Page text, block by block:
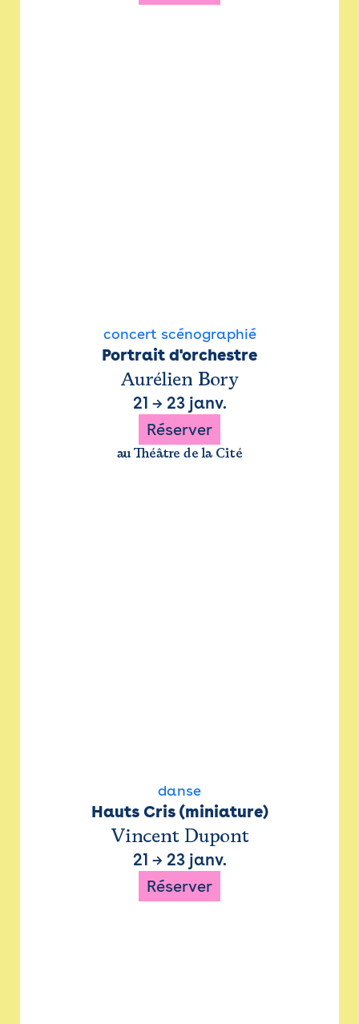
concert scénographié
Portrait d'orchestre
Aurélien Bory
21 → 23 janv.
Réserver
au Théâtre de la Cité
danse
Hauts Cris (miniature)
Vincent Dupont
21 → 23 janv.
Réserver